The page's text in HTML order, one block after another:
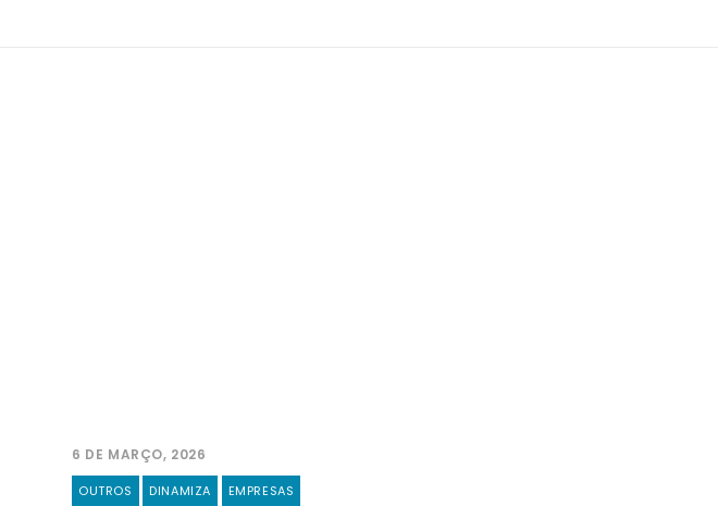
6 DE MARÇO, 2026
OUTROS DINAMIZA EMPRESAS